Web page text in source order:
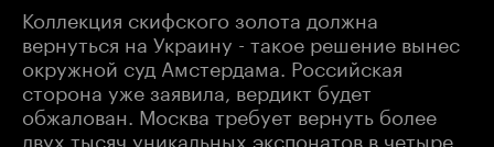
Коллекция скифского золота должна
вернуться на Украину - такое решение вынес
окружной суд Амстердама. Российская
сторона уже заявила, вердикт будет
обжалован. Москва требует вернуть более
двух тысяч уникальных экспонатов в четыре